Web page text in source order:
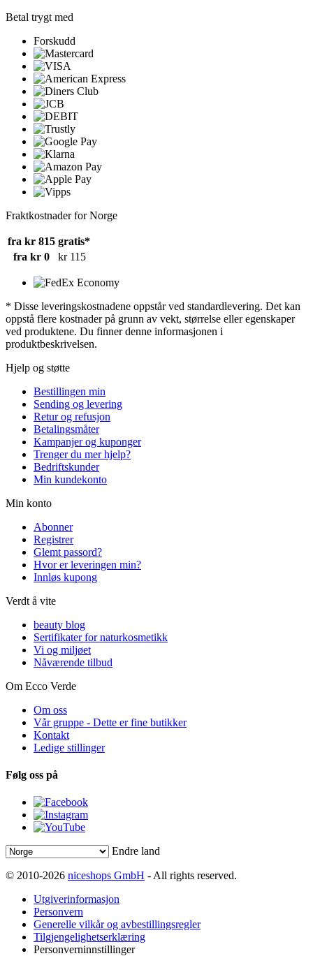
Betal trygt med
Forskudd
Fraktkostnader for Norge
fra kr 815 gratis*
fra kr 0
kr 115
* Disse leveringskostnadene oppstår ved standardlevering. Det kan
oppstå flere kostnader på grunn av vekt, størrelse eller egenskaper
ved produktene. Du finner denne informasjonen i
produktbeskrivelsen.
Hjelp og støtte
Bestillingen min
Sending og levering
Retur og refusjon
Betalingsmåter
Kampanjer og kuponger
Trenger du mer hjelp?
Bedriftskunder
Min kundekonto
Min konto
Abonner
Registrer
Glemt passord?
Hvor er leveringen min?
Innløs kupong
Verdt å vite
beauty blog
Sertifikater for naturkosmetikk
Vi og miljøet
Nåværende tilbud
Om Ecco Verde
Om oss
Vår gruppe - Dette er fine butikker
Kontakt
Ledige stillinger
Følg oss på
Endre land
© 2010-2026 niceshops GmbH - All rights reserved.
Utgiverinformasjon
Personvern
Generelle vilkår og avbestillingsregler
Tilgjengelighetserklæring
Personverninnstillinger